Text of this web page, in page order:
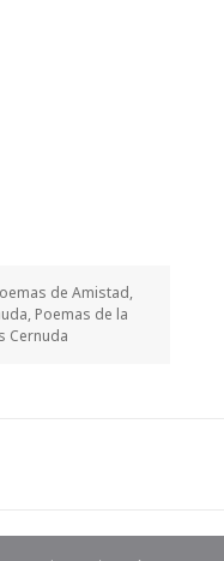
de Amistad,
, Poemas de la
Cernuda